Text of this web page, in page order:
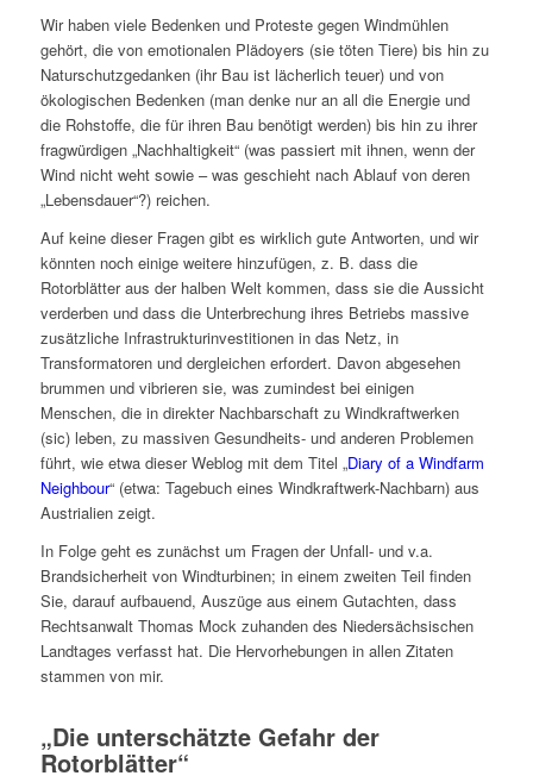
Wir haben viele Bedenken und Proteste gegen Windmühlen
gehört, die von emotionalen Plädoyers (sie töten Tiere) bis hin zu
Naturschutzgedanken (ihr Bau ist lächerlich teuer) und von
ökologischen Bedenken (man denke nur an all die Energie und
die Rohstoffe, die für ihren Bau benötigt werden) bis hin zu ihrer
fragwürdigen „Nachhaltigkeit“ (was passiert mit ihnen, wenn der
Wind nicht weht sowie – was geschieht nach Ablauf von deren
„Lebensdauer“?) reichen.
Auf keine dieser Fragen gibt es wirklich gute Antworten, und wir
könnten noch einige weitere hinzufügen, z. B. dass die
Rotorblätter aus der halben Welt kommen, dass sie die Aussicht
verderben und dass die Unterbrechung ihres Betriebs massive
zusätzliche Infrastrukturinvestitionen in das Netz, in
Transformatoren und dergleichen erfordert. Davon abgesehen
brummen und vibrieren sie, was zumindest bei einigen
Menschen, die in direkter Nachbarschaft zu Windkraftwerken
(sic) leben, zu massiven Gesundheits- und anderen Problemen
führt, wie etwa dieser Weblog mit dem Titel „Diary of a Windfarm
Neighbour“ (etwa: Tagebuch eines Windkraftwerk-Nachbarn) aus
Austrialien zeigt.
In Folge geht es zunächst um Fragen der Unfall- und v.a.
Brandsicherheit von Windturbinen; in einem zweiten Teil finden
Sie, darauf aufbauend, Auszüge aus einem Gutachten, dass
Rechtsanwalt Thomas Mock zuhanden des Niedersächsischen
Landtages verfasst hat. Die Hervorhebungen in allen Zitaten
stammen von mir.
„Die unterschätzte Gefahr der
Rotorblätter“